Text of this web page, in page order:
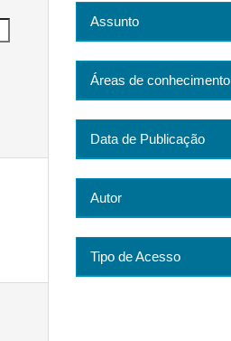
Assunto
Áreas de conhecimento
Data de Publicação
Autor
Tipo de Acesso